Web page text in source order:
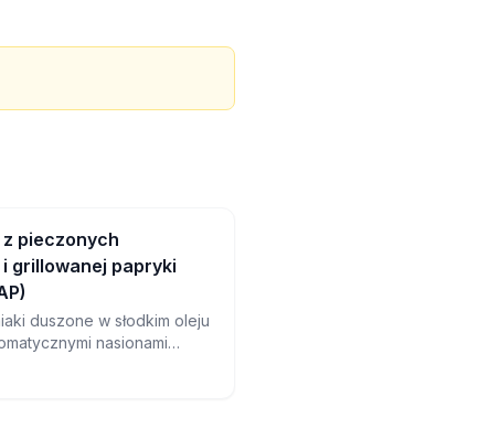
pieczonych
grillowanej papryki
duszone w słodkim oleju
nasionami
wspaniały dodatek, który